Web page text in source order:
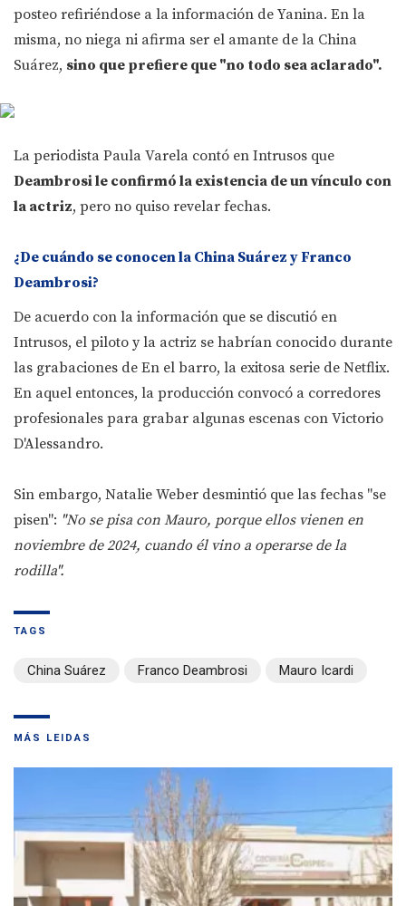
posteo refiriéndose a la información de Yanina. En la
misma, no niega ni afirma ser el amante de la China
Suárez, sino que prefiere que "no todo sea aclarado".
La periodista Paula Varela contó en Intrusos que
Deambrosi le confirmó la existencia de un vínculo con
la actriz, pero no quiso revelar fechas.
¿De cuándo se conocen la China Suárez y Franco
Deambrosi?
De acuerdo con la información que se discutió en
Intrusos, el piloto y la actriz se habrían conocido durante
las grabaciones de En el barro, la exitosa serie de Netflix.
En aquel entonces, la producción convocó a corredores
profesionales para grabar algunas escenas con Victorio
D'Alessandro.
Sin embargo, Natalie Weber desmintió que las fechas "se
pisen": "No se pisa con Mauro, porque ellos vienen en
noviembre de 2024, cuando él vino a operarse de la
rodilla".
TAGS
China Suárez Franco Deambrosi Mauro Icardi
MÁS LEIDAS